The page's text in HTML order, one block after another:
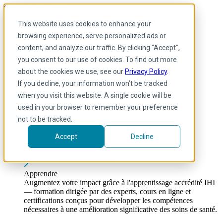
This website uses cookies to enhance your
browsing experience, serve personalized ads or
content, and analyze our traffic. By clicking "Accept",
you consent to our use of cookies. To find out more
about the cookies we use, see our Privacy Policy.
If you decline, your information won’t be tracked
when you visit this website. A single cookie will be
used in your browser to remember your preference
not to be tracked.
Accept Decline
Skip to main content
French
Arabic
Anglais
Français
Portuguese
Spanish
Apprendre
Augmentez votre impact grâce à l'apprentissage accrédité IHI
— formation dirigée par des experts, cours en ligne et
certifications conçus pour développer les compétences
nécessaires à une amélioration significative des soins de santé.